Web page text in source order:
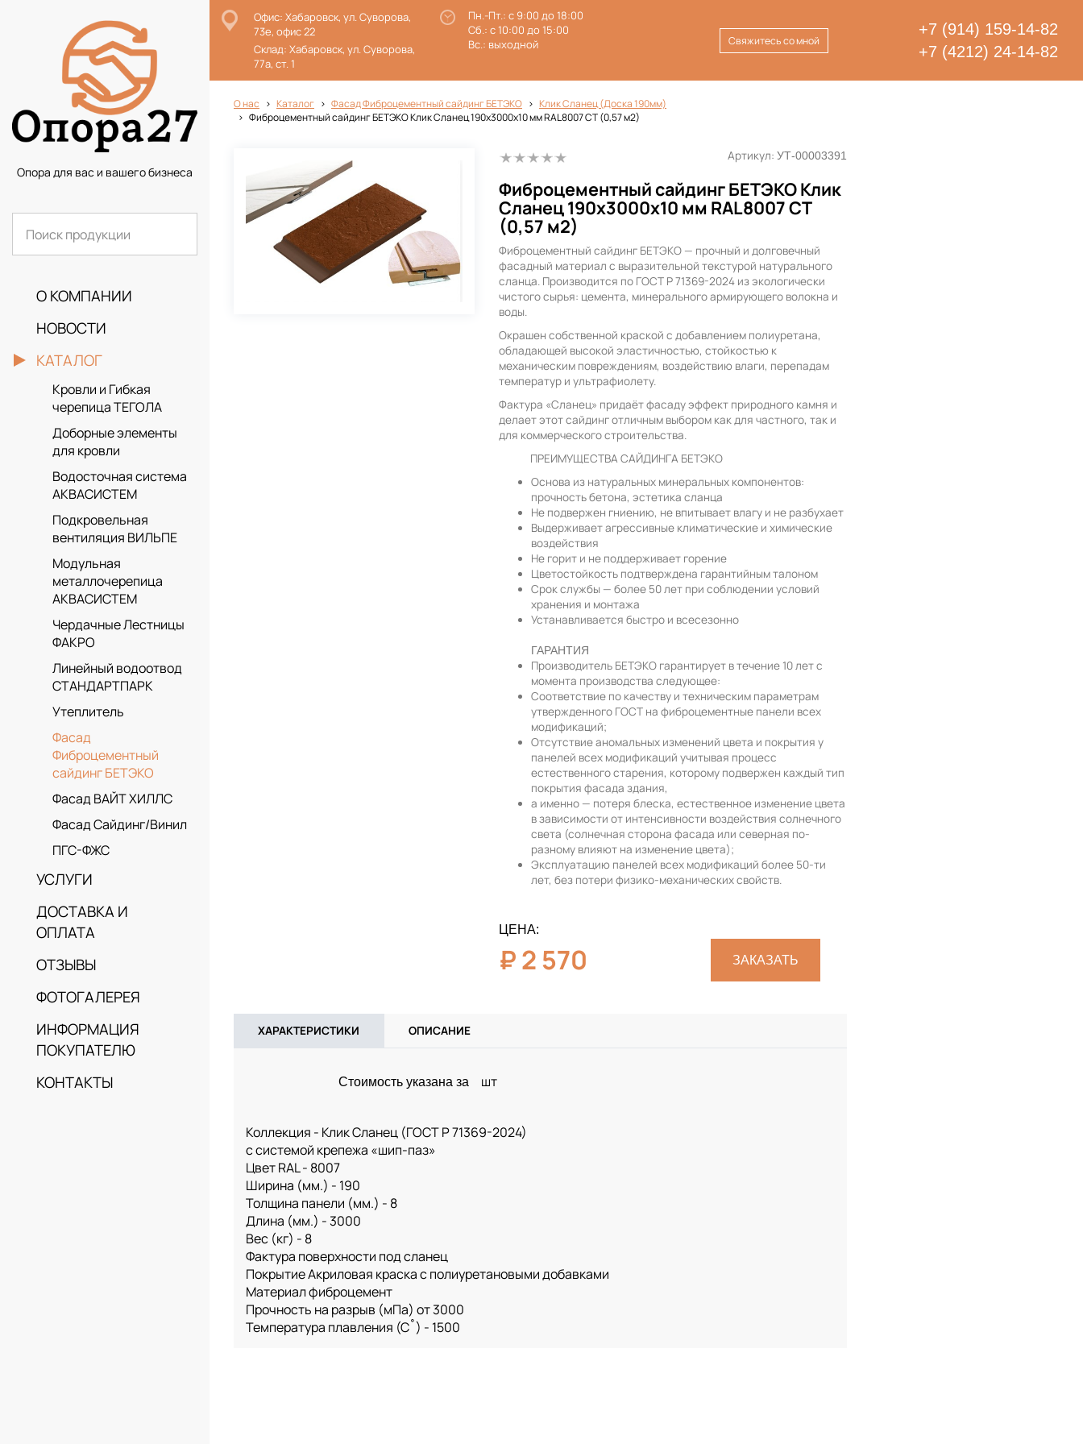
Опора для вас и вашего бизнеса
О КОМПАНИИ
НОВОСТИ
КАТАЛОГ
Кровли и Гибкая
черепица ТЕГОЛА
Доборные элементы
для кровли
Водосточная система
АКВАСИСТЕМ
Подкровельная
вентиляция ВИЛЬПЕ
Модульная
металлочерепица
АКВАСИСТЕМ
Чердачные Лестницы
ФАКРО
Линейный водоотвод
СТАНДАРТПАРК
Утеплитель
Фасад
Фиброцементный
сайдинг БЕТЭКО
Фасад ВАЙТ ХИЛЛС
Фасад Сайдинг/Винил
ПГС-ФЖС
УСЛУГИ
ДОСТАВКА И
ОПЛАТА
ОТЗЫВЫ
ФОТОГАЛЕРЕЯ
ИНФОРМАЦИЯ
ПОКУПАТЕЛЮ
КОНТАКТЫ
Офис: Хабаровск, ул. Суворова,
73е, офис 22
Склад: Хабаровск, ул. Суворова,
77а, ст. 1
Пн.-Пт.: с 9:00 до 18:00
Сб.: с 10:00 до 15:00
Вс.: выходной
+7 (914) 159-14-82
+7 (4212) 24-14-82
Свяжитесь со мной
О нас Каталог Фасад Фиброцементный сайдинг БЕТЭКО
Клик Сланец (Доска 190мм)
Фиброцементный сайдинг БЕТЭКО Клик Сланец 190х3000х10 мм RAL8007 СТ (0,57 м2)
Артикул: УТ-00003391
Фиброцементный сайдинг БЕТЭКО Клик
Сланец 190х3000х10 мм RAL8007 СТ
(0,57 м2)
Фиброцементный сайдинг БЕТЭКО — прочный и долговечный
фасадный материал с выразительной текстурой натурального
сланца. Производится по ГОСТ Р 71369-2024 из экологически
чистого сырья: цемента, минерального армирующего волокна и
воды.
Окрашен собственной краской с добавлением полиуретана,
обладающей высокой эластичностью, стойкостью к
механическим повреждениям, воздействию влаги, перепадам
температур и ультрафиолету.
Фактура «Сланец» придаёт фасаду эффект природного камня и
делает этот сайдинг отличным выбором как для частного, так и
для коммерческого строительства.
ПРЕИМУЩЕСТВА САЙДИНГА БЕТЭКО
Основа из натуральных минеральных компонентов:
прочность бетона, эстетика сланца
Не подвержен гниению, не впитывает влагу и не разбухает
Выдерживает агрессивные климатические и химические
воздействия
Не горит и не поддерживает горение
Цветостойкость подтверждена гарантийным талоном
Срок службы — более 50 лет при соблюдении условий
хранения и монтажа
Устанавливается быстро и всесезонно
ГАРАНТИЯ
Производитель БЕТЭКО гарантирует в течение 10 лет с
момента производства следующее:
Соответствие по качеству и техническим параметрам
утвержденного ГОСТ на фиброцементные панели всех
модификаций;
Отсутствие аномальных изменений цвета и покрытия у
панелей всех модификаций учитывая процесс
естественного старения, которому подвержен каждый тип
покрытия фасада здания,
а именно — потеря блеска, естественное изменение цвета
в зависимости от интенсивности воздействия солнечного
света (солнечная сторона фасада или северная по-
разному влияют на изменение цвета);
Эксплуатацию панелей всех модификаций более 50-ти
лет, без потери физико-механических свойств.
ЦЕНА:
₽2 570 ЗАКАЗАТЬ
ХАРАКТЕРИСТИКИ ОПИСАНИЕ
Стоимость указана за шт
Коллекция - Клик Сланец (ГОСТ Р 71369-2024)
с системой крепежа «шип-паз»
Цвет RAL - 8007
Ширина (мм.) - 190
Толщина панели (мм.) - 8
Длина (мм.) - 3000
Вес (кг) - 8
Фактура поверхности под сланец
Покрытие Акриловая краска с полиуретановыми добавками
Материал фиброцемент
Прочность на разрыв (мПа) от 3000
Температура плавления (С˚) - 1500